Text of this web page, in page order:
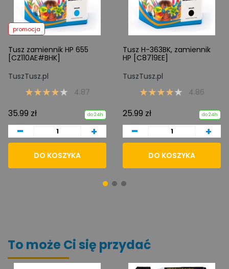
promocja
Tusz zamiennik HP 655
[CZ110AE#BHK]
TuszTusz.pl
4.87
35.99 zł do 24h
- +
DO KOSZYKA
Tusz H-363BK, zamiennik
HP [C8719EE]
TuszTusz.pl
4.86
25.99 zł do 24h
- +
DO KOSZYKA
To może Ci się przydać